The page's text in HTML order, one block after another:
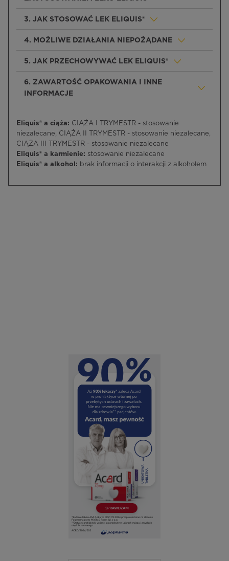
3. JAK STOSOWAĆ LEK ELIQUIS®
4. MOŻLIWE DZIAŁANIA NIEPOŻĄDANE
5. JAK PRZECHOWYWAĆ LEK ELIQUIS®
6. ZAWARTOŚĆ OPAKOWANIA I INNE
INFORMACJE
Eliquis® a ciąża: CIĄŻA I TRYMESTR - stosowanie
niezalecane, CIĄŻA II TRYMESTR - stosowanie niezalecane,
CIĄŻA III TRYMESTR - stosowanie niezalecane
Eliquis® a karmienie: stosowanie niezalecane
Eliquis® a alkohol: brak informacji o interakcji z alkoholem